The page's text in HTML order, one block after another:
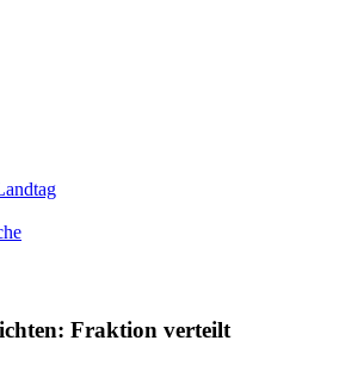
Fraktion verteilt